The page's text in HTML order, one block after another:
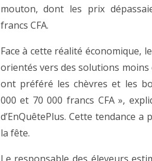
mouton, dont les prix
francs CFA.
Face à cette réalité économique,
orientés vers des solutions moins
ont préféré les chèvres et les
000 et 70 000 francs CFA »,
d’EnQuêtePlus. Cette tendance
la fête.